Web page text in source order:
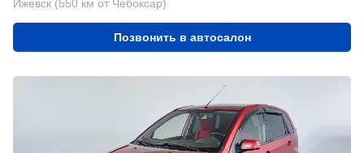
Ижевск (550 км от Чебоксар)
Позвонить в автосалон